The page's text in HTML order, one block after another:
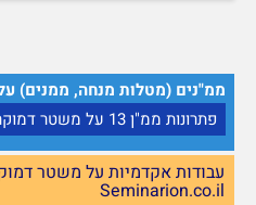
ממ"נים (מטלות מנחה, ממנים)
פתרונות ממ"ן 13 על משטר דמוקרטי לא ליברלי
עבודות אקדמיות על משטר
Seminarion.co.il